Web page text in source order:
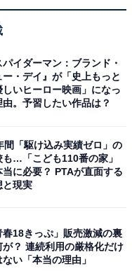
ロフィール
パイダーマン：ブランド・
ー・デイ』が「史上もっと
しいヒーロー映画」になっ
由。予習したい作品は？
間「駆け込み実績ゼロ」の
も…「こども110番の家」
当に必要？ PTAが直面する
と現実
春18きっぷ」販売激減の裏
が？ 連続利用の厳格化だけ
ない「本当の理由」